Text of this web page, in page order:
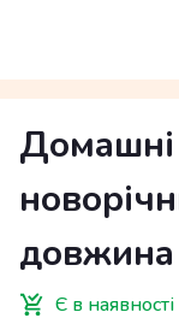
Домашні
довжина
Є в наявності